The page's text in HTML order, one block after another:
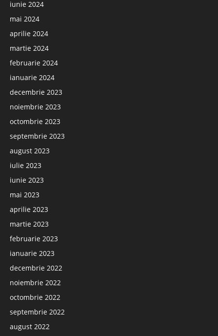
iunie 2024
mai 2024
aprilie 2024
martie 2024
februarie 2024
ianuarie 2024
decembrie 2023
noiembrie 2023
octombrie 2023
septembrie 2023
august 2023
iulie 2023
iunie 2023
mai 2023
aprilie 2023
martie 2023
februarie 2023
ianuarie 2023
decembrie 2022
noiembrie 2022
octombrie 2022
septembrie 2022
august 2022